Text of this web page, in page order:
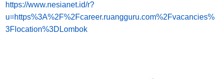
https://www.nesianet.id/r?
u=https%3A%2F%2Fcareer.ruangguru.com%2Fvacancies%
3Flocation%3DLombok